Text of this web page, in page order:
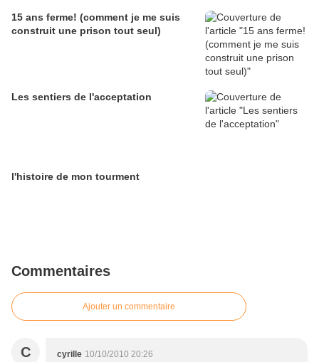
15 ans ferme! (comment je me suis
construit une prison tout seul)
Les sentiers de l'acceptation
l'histoire de mon tourment
Commentaires
Ajouter un commentaire
C cyrille 10/10/2010 20:26